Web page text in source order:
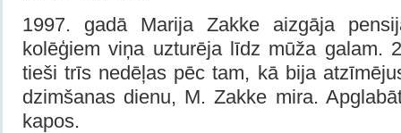
1997. gadā Marija Zakke aizgāja
kolēģiem viņa uzturēja līdz mūža galam.
tieši trīs nedēļas pēc tam, kā bija
dzimšanas dienu, M. Zakke mira.
kapos.